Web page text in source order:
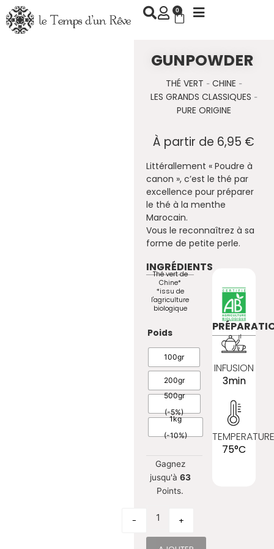
Aller
au
contenu
0
Panier
GUNPOWDER
THÉ VERT - CHINE -
LES GRANDS CLASSIQUES -
PURE ORIGINE
À partir de 6,95 €
Littérallement « Poudre à
canon », c’est le thé par
excellence pour préparer
le thé à la menthe
Marocain.
Vous le reconnaîtrez à sa
forme de petite perle.
INGRÉDIENTS
Thé vert de
Chine*
*issu de
l'agriculture
biologique
Poids
100gr
200gr
500gr
(-5%)
1kg
(-10%)
Gagnez
jusqu'à 63
Points.
quantité de Gunpowder
- +
INFUSION
3min
75°C